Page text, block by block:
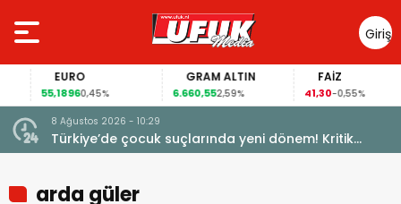
Giriş
Yap
EURO
55,18960,45%
GRAM ALTIN
6.660,552,59%
FAİZ
41,30-0,55%
8 Ağustos 2026 - 10:29
Türkiye’de çocuk suçlarında yeni dönem! Kritik
maddeler kabul edildi
arda güler